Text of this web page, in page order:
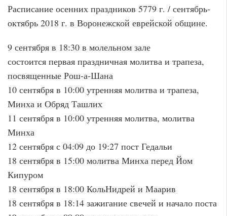
Расписание осенних праздников 5779 г. / сентябрь-
октябрь 2018 г. в Воронежской еврейской общине.
9 сентября в 18:30 в молельном зале
состоится первая праздничная молитва и трапеза,
посвященные Рош-а-Шана
10 сентября в 10:00 утренняя молитва и трапеза,
Минха и Обряд Ташлих
11 сентября в 10:00 утренняя молитва, молитва
Минха
12 сентября с 04:09 до 19:27 пост Гедальи
18 сентября в 15:00 молитва Минха перед Йом
Кипуром
18 сентября в 18:00 КольНидрей и Маарив
18 сентября в 18:14 зажигание свечей и начало поста